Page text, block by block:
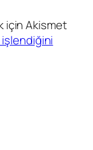
için Akismet
işlendiğini